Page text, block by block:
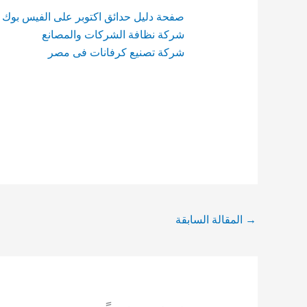
صفحة دليل حدائق اكتوبر على الفيس بوك
شركة نظافة الشركات والمصانع
شركة تصنيع كرفانات فى مصر
→ المقالة السابقة